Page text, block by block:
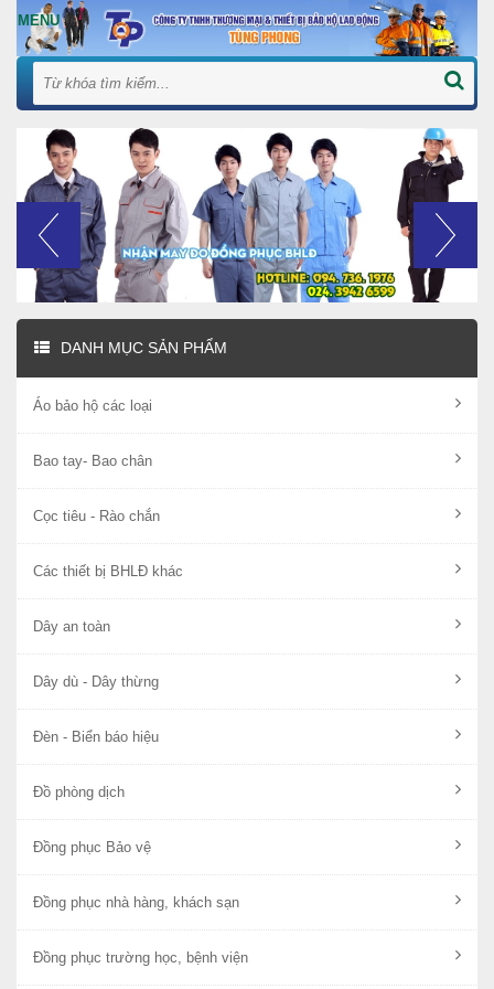
DANH MỤC SẢN PHẨM
Áo bảo hộ các loại
Bao tay- Bao chân
Cọc tiêu - Rào chắn
Các thiết bị BHLĐ khác
Dây an toàn
Dây dù - Dây thừng
Đèn - Biển báo hiệu
Đồ phòng dịch
Đồng phục Bảo vệ
Đồng phục nhà hàng, khách sạn
Đồng phục trường học, bệnh viện